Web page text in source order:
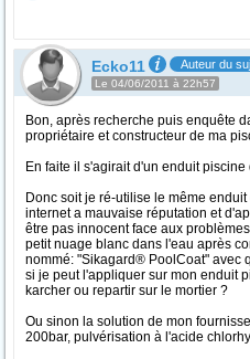
Ecko11 Auteur du
Le 04/06/2011 à 22h57
Bon, après recherche puis enquête
propriétaire et constructeur de ma
En faite il s'agirait d'un enduit
Donc soit je ré-utilise le même
internet a mauvaise réputation et
être pas innocent face aux
petit nuage blanc dans l'eau après
nommé: "Sikagard® PoolCoat" avec
si je peut l'appliquer sur mon enduit
karcher ou repartir sur le mortier ?
Ou sinon la solution de mon
200bar, pulvérisation à l'acide